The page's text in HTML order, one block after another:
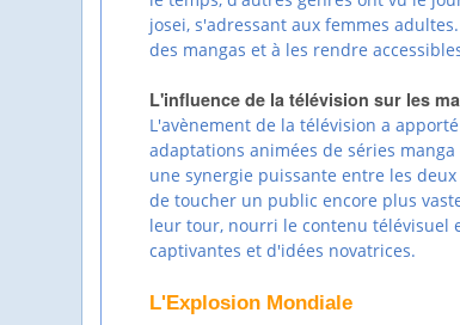
josei, s'adressant aux femmes
des mangas et à les rendre
L'influence de la télévision sur les
L'avènement de la télévision a
adaptations animées de séries
une synergie puissante entre les
de toucher un public encore plus
leur tour, nourri le contenu télévisuel
captivantes et d'idées novatrices.
L'Explosion Mondiale